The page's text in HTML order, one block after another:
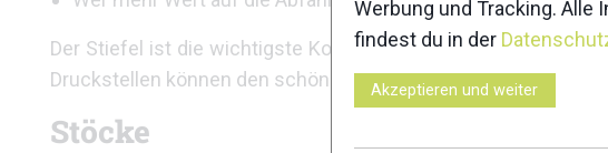
Der Stiefel ist die wichtigste Komponente der gesamten
Druckstellen können den schönsten Skitag ruinieren.
Stöcke
Werbung und Tracking. Alle
findest du in der
Akzeptieren und weiter